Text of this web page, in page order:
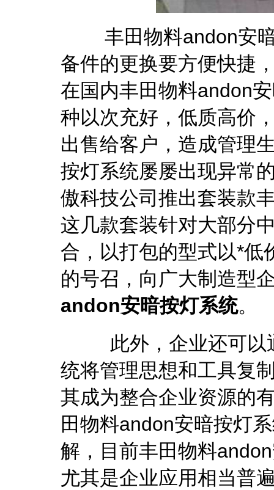
丰田物料andon安暗
备件的更换要方便快捷
在国内丰田物料andon
种以次充好，低质高价
出售给客户，造成管理
按灯系统屡屡出现异常
傲科技公司推出套装款
这几款套装针对大部分
合，以打包的型式以*低
的号召，向广大制造型
andon安暗按灯系统。
此外，企业还可以通
统将管理思想和工具复
其成为整合企业资源的
田物料andon安暗按灯
解，目前丰田物料
尤其是企业应用相当普